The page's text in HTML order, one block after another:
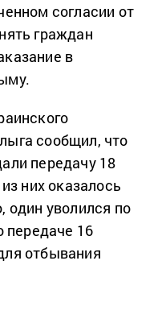
согласии от
граждан
в
сообщил, что
передачу 18
них оказалось
один уволился по
передаче 16
отбывания